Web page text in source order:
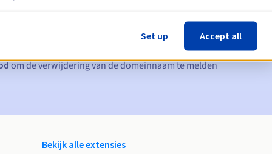
van de domeinnaam te melden
om de verwijdering van de domeinnaam te melden
Bekijk alle extensies
Set up Accept all